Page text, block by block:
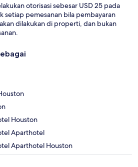
otorisasi sebesar USD 25 pada
setiap pemesanan bila pembayaran
dilakukan di properti, dan bukan
Houston
Aparthotel
Aparthotel Houston